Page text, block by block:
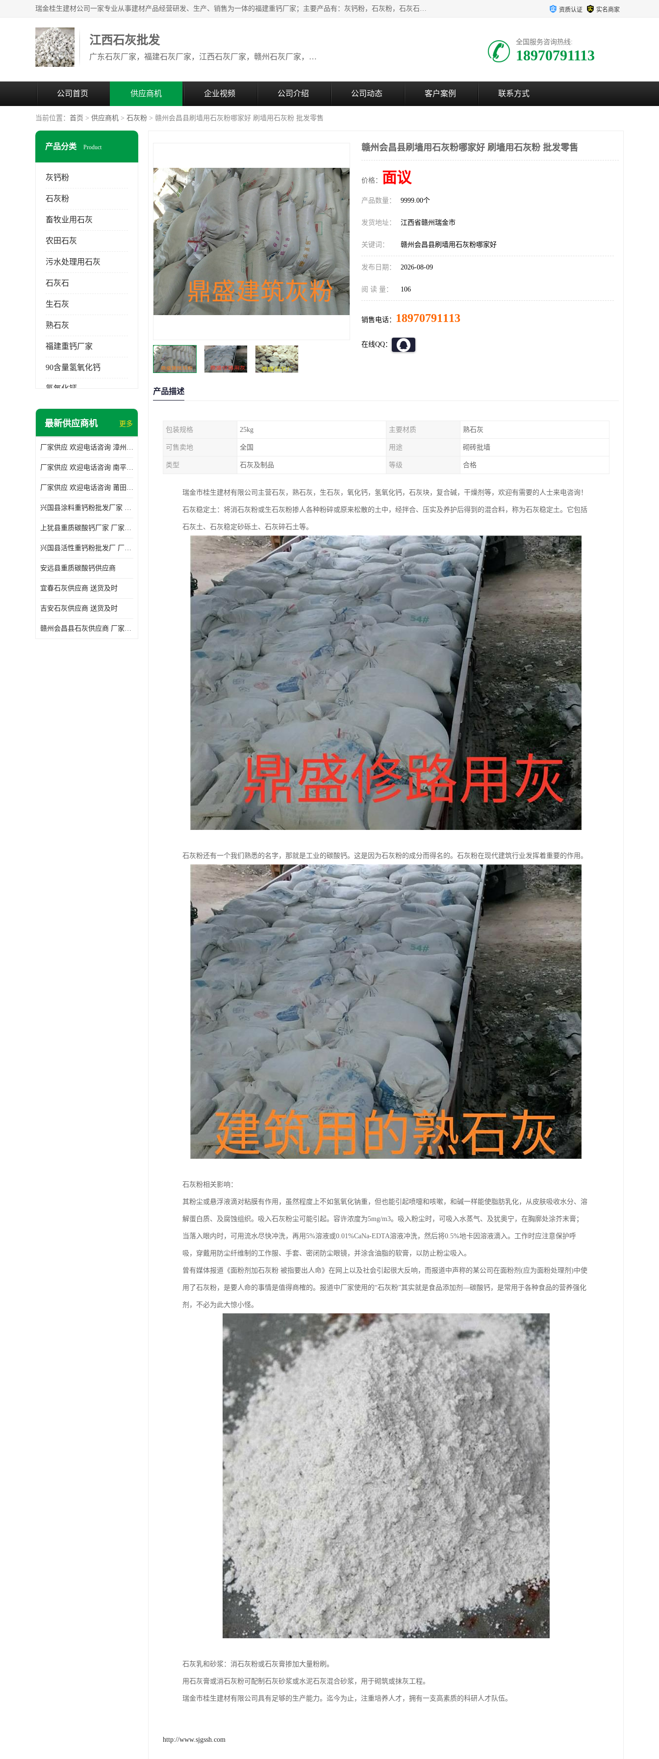
瑞金桂生建材公司一家专业从事建材产品经营研发、生产、销售为一体的福建重钙厂家；主要产品有：灰钙粉，石灰粉，石灰石，生石灰，熟石灰，氧化钙，重钙粉，氢氧化钙，农田石灰，畜牧业用石灰等。欢迎新老客户来电咨询！ 资质认证 实名商家
江西石灰批发
广东石灰厂家，福建石灰厂家，江西石灰厂家，赣州石灰厂家，东莞石灰厂家
全国服务咨询热线:
18970791113
公司首页 供应商机 企业视频 公司介绍 公司动态 客户案例 联系方式
当前位置： 首页 > 供应商机 > 石灰粉 > 赣州会昌县刷墙用石灰粉哪家好 刷墙用石灰粉 批发零售
产品分类 Product
灰钙粉
石灰粉
畜牧业用石灰
农田石灰
污水处理用石灰
石灰石
生石灰
熟石灰
福建重钙厂家
90含量氢氧化钙
氢氧化钙
氧化钙
最新供应商机 更多
厂家供应 欢迎电话咨询 漳州活性重钙粉
厂家供应 欢迎电话咨询 南平活性重钙粉批发厂
厂家供应 欢迎电话咨询 莆田高白度重钙粉厂家
兴国县涂料重钙粉批发厂家 厂家供应 欢迎电话咨询
上犹县重质碳酸钙厂家 厂家供应 欢迎电话咨询
兴国县活性重钙粉批发厂 厂家供应 欢迎电话咨询
安远县重质碳酸钙供应商
宜春石灰供应商 送货及时
吉安石灰供应商 送货及时
赣州会昌县石灰供应商 厂家供应
赣州会昌县刷墙用石灰粉哪家好 刷墙用石灰粉 批发零售
价格： 面议
产品数量： 9999.00个
发货地址： 江西省赣州瑞金市
关键词： 赣州会昌县刷墙用石灰粉哪家好
发布日期： 2026-08-09
阅 读 量： 106
销售电话： 18970791113
在线QQ：
产品描述
包装规格 25kg 主要材质 熟石灰
可售卖地 全国 用途 砌砖批墙
类型 石灰及制品 等级 合格
瑞金市桂生建材有限公司主营石灰，熟石灰，生石灰，氧化钙，氢氧化钙，石灰块，复合碱，干燥剂等，欢迎有需要的人士来电咨询！
石灰稳定土：将消石灰粉或生石灰粉掺人各种粉碎或原来松散的土中，经拌合、压实及养护后得到的混合料，称为石灰稳定土。它包括
石灰土、石灰稳定砂砾土、石灰碎石土等。
石灰粉还有一个我们熟悉的名字，那就是工业的碳酸钙。这是因为石灰粉的成分而得名的。石灰粉在现代建筑行业发挥着重要的作用。
石灰粉相关影响：
其粉尘或悬浮液滴对粘膜有作用，虽然程度上不如氢氧化钠重，但也能引起喷嚏和咳嗽，和碱一样能使脂肪乳化，从皮肤吸收水分、溶
解蛋白质、及腐蚀组织。吸入石灰粉尘可能引起。容许浓度为5mg/m3。吸入粉尘时，可吸入水蒸气、及犹奥宁，在胸廓处涂芥末膏；
当落入眼内时，可用流水尽快冲洗，再用5%溶液或0.01%CaNa-EDTA溶液冲洗，然后将0.5%地卡因溶液滴入。工作时应注意保护呼
吸，穿戴用防尘纤维制的工作服、手套、密闭防尘眼镜，并涂含油脂的软膏，以防止粉尘吸入。
曾有媒体报道《面粉剂加石灰粉 被指要出人命》在网上以及社会引起很大反响，而报道中声称的某公司在面粉剂(应为面粉处理剂)中使
用了石灰粉，是要人命的事情是值得商榷的。报道中厂家使用的“石灰粉”其实就是食品添加剂—碳酸钙，是常用于各种食品的营养强化
剂，不必为此大惊小怪。
石灰乳和砂浆：消石灰粉或石灰膏掺加大量粉刷。
用石灰膏或消石灰粉可配制石灰砂浆或水泥石灰混合砂浆，用于砌筑或抹灰工程。
瑞金市桂生建材有限公司具有足够的生产能力。迄今为止，注重培养人才，拥有一支高素质的科研人才队伍。
http://www.sjgssh.com